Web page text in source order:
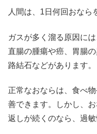
人間は、1日何回おなら
ガスが多く溜る原因に
直腸の腫瘍や癌、胃腸
路結石などがあります。
正常なおならは、食べ
善できます。しかし、
返しが続くのなら、過